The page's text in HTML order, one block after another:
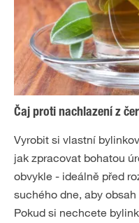
Čaj proti nachlazení z
Vyrobit si vlastní
jak zpracovat bohatou
obvykle - ideálně před
suchého dne, aby
Pokud si nechcete